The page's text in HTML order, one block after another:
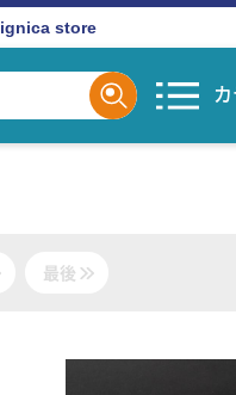
ignica store
最後